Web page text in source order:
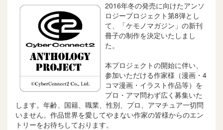
2016年冬の発売に向けたアンソ
ロジープロジェクト第8弾とし
て、「ケモノマガジン」の新刊
冊子の制作を決定いたしまし
た。
本プロジェクトの開始に伴い、
参加いただける作家様（漫画・4
コマ漫画・イラスト作品等）を
プロ・アマ問わず広く募集いた
します。年齢、国籍、職業、性別、プロ、アマチュア一切問
いません。作品世界を愛してやまない作家の皆様からのエン
トリーをお待ちしております。